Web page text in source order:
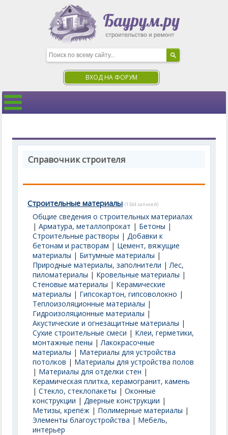
ВХОД НА ФОРУМ
Справочник строителя
Строительные материалы (1344 записей)
Общие сведения о строительных материалах
|Арматура, металлопрокат | Бетоны |
Строительные растворы |Добавки к
бетонам и растворам | Цемент, вяжущие
материалы | Битумные материалы |
Природные материалы, заполнители |Лес,
пиломатериалы | Кровельные материалы |
Стеновые материалы | Керамические
материалы | Гипсокартон, гипсоволокно |
Теплоизоляционные материалы |
Гидроизоляционные материалы |
Акустические и огнезащитные материалы |
Сухие строительные смеси | Клеи, герметики,
монтажные пены |Лакокрасочные
материалы | Материалы для устройства
потолков | Материалы для устройства полов
| Материалы для отделки стен |
Керамическая плитка, керамогранит, камень
|Стекло, стеклопакеты |Оконные
конструкции |Дверные конструкции |
Метизы, крепёж | Полимерные материалы |
Элементы благоустройства | Мебель,
интерьер